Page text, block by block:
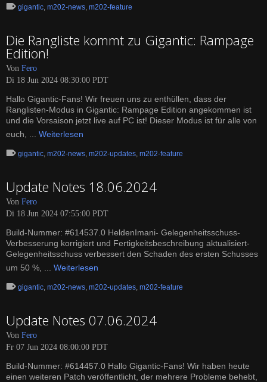
gigantic, m202-news, m202-feature
Die Rangliste kommt zu Gigantic: Rampage
Edition!
Von Fero
Di 18 Jun 2024 08:30:00 PDT
Hallo Gigantic-Fans! Wir freuen uns zu enthüllen, dass der
Ranglisten-Modus in Gigantic: Rampage Edition angekommen ist
und die Vorsaison jetzt live auf PC ist! Dieser Modus ist für alle von
euch, ... Weiterlesen
gigantic, m202-news, m202-updates, m202-feature
Update Notes 18.06.2024
Von Fero
Di 18 Jun 2024 07:55:00 PDT
Build-Nummer: #614537.0 HeldenImani- Gelegenheitsschuss-
Verbesserung korrigiert und Fertigkeitsbeschreibung aktualisiert-
Gelegenheitsschuss verbessert den Schaden des ersten Schusses
um 50 %, ... Weiterlesen
gigantic, m202-news, m202-updates, m202-feature
Update Notes 07.06.2024
Von Fero
Fr 07 Jun 2024 08:00:00 PDT
Build-Nummer: #614457.0 Hallo Gigantic-Fans! Wir haben heute
einen weiteren Patch veröffentlicht, der mehrere Probleme behebt,